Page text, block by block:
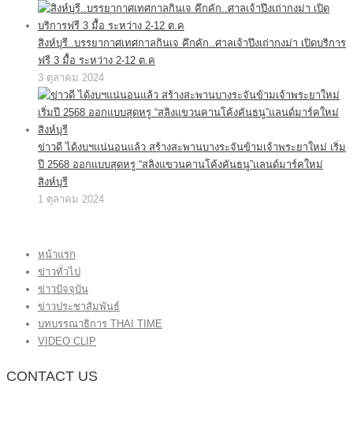
สิงห์บุรี..บรรยากาศเทศกาลกินเจ คึกคัก..ศาลเจ้าปึงเถ่ากงม่า เปิดบริการ
ฟรี 3 มื้อ ระหว่าง 2-12 ต.ค
3 ตุลาคม 2024
ข่าวดี ได้งบฯแน่นอนแล้ว สร้างสะพานบางระจันข้ามเจ้าพระยาใหม่ เริ่ม
ปี 2568 ออกแบบสุดหรู “สลิงแขวนคานโค้งคันธนู”แลนด์มาร์คใหม่
สิงห์บุรี
1 ตุลาคม 2024
หน้าแรก
ข่าวทั่วไป
ข่าวปัจจุบัน
ข่าวประชาสัมพันธ์
บทบรรณาธิการ THAI TIME
VIDEO CLIP
CONTACT US